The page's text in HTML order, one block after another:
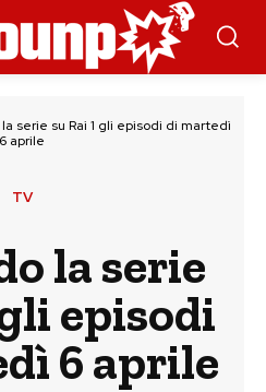
serie su Rai 1 gli episodi di martedì
6 aprile
TV
la serie
episodi
6 aprile